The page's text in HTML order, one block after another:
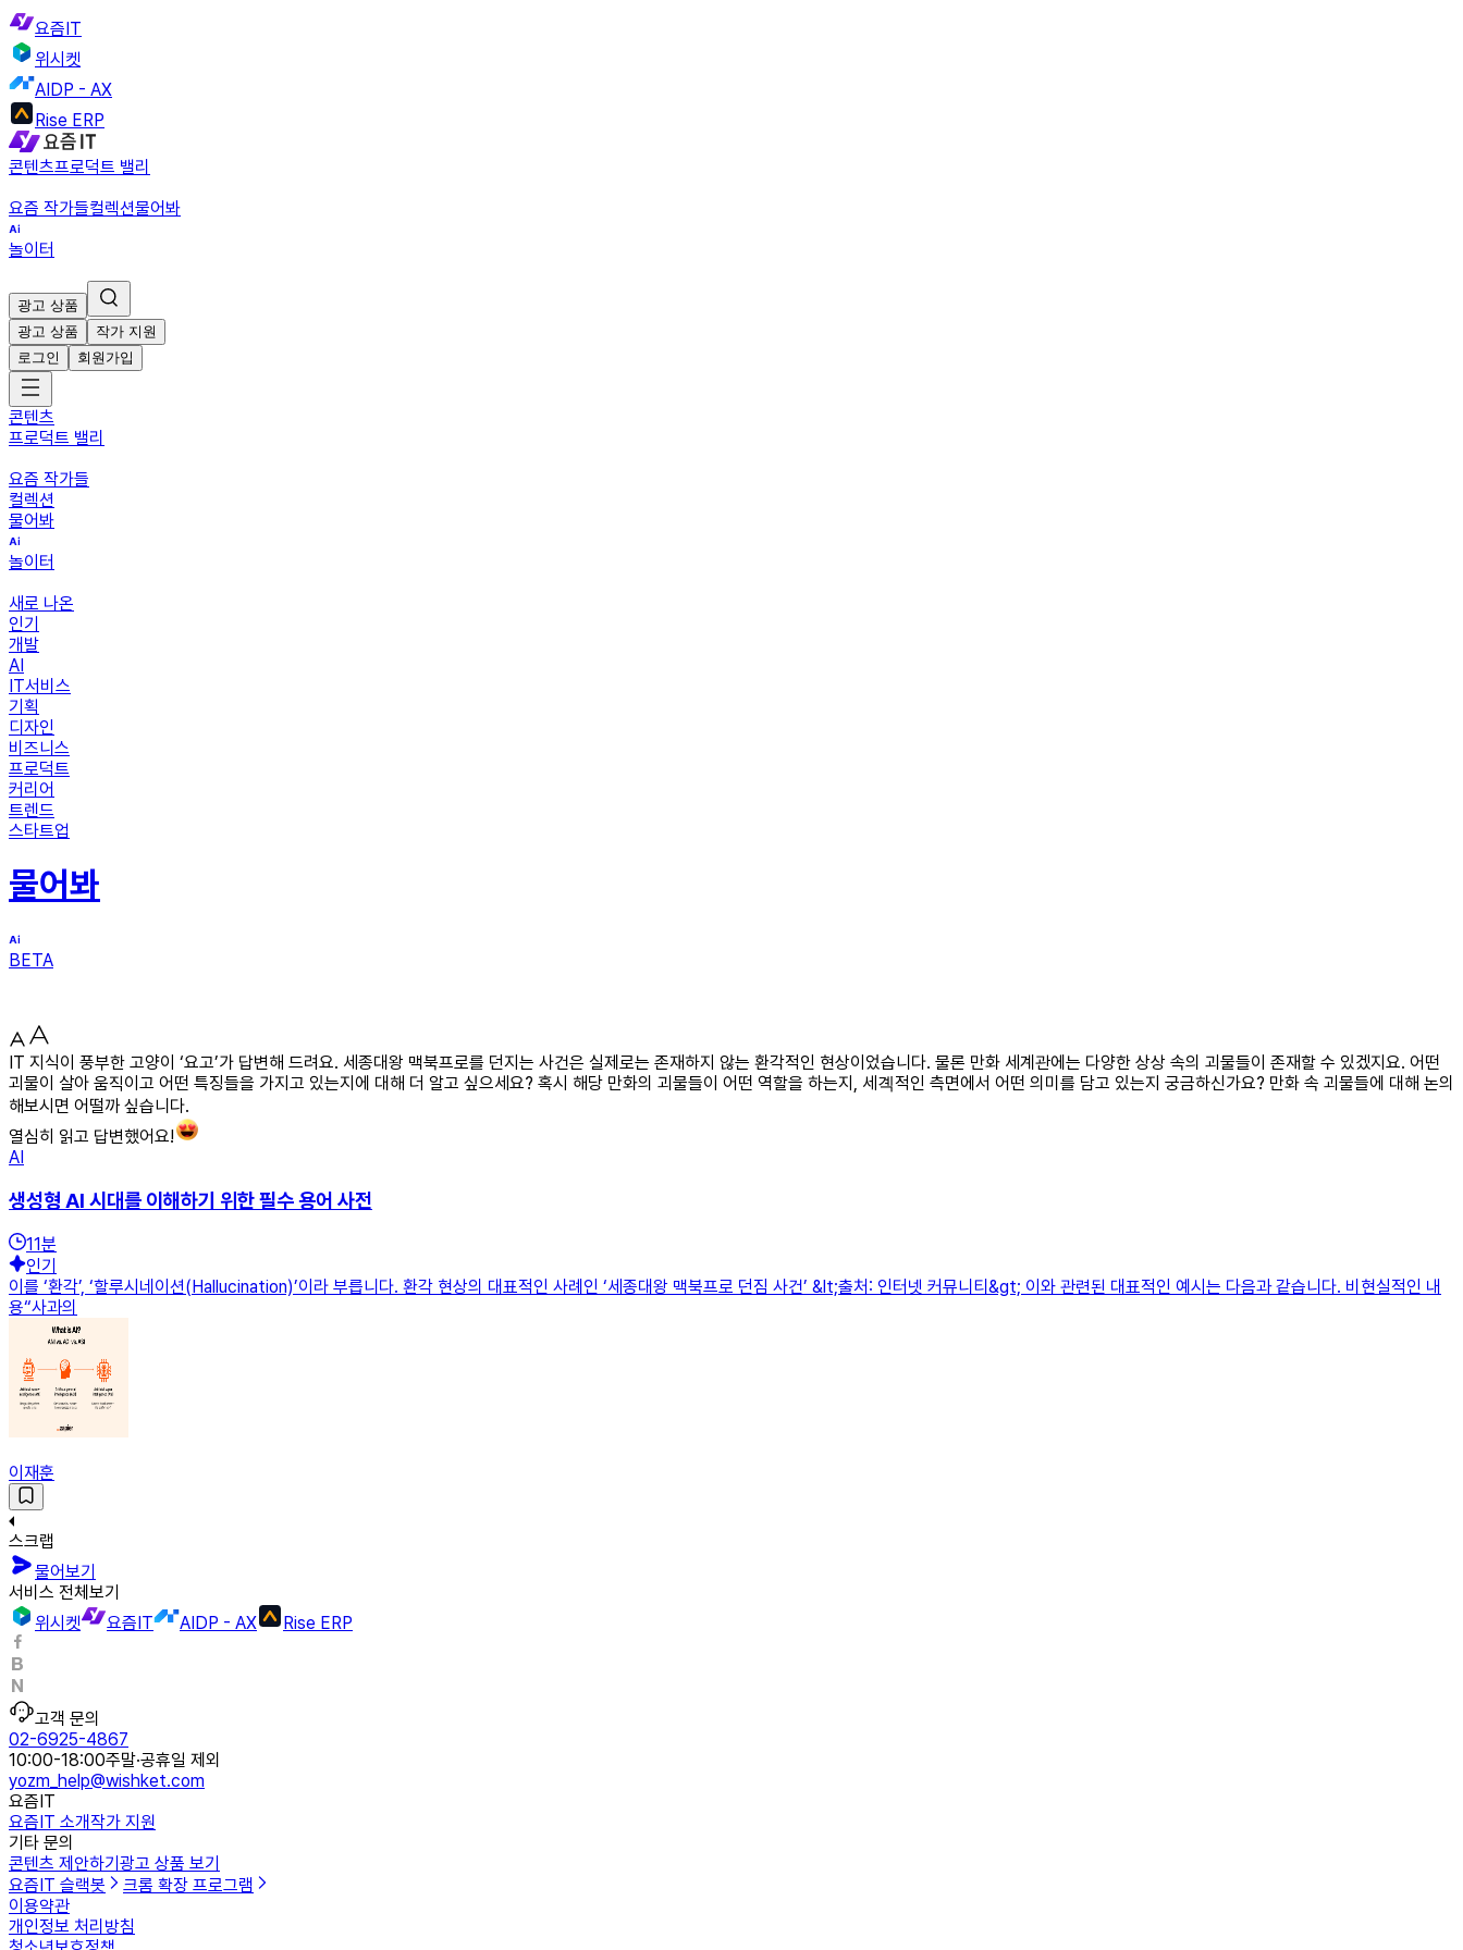
요즘IT
위시켓
AIDP - AX
Rise ERP
콘텐츠프로덕트 밸리
요즘 작가들컬렉션물어봐
놀이터
광고 상품
광고 상품
작가 지원
로그인
회원가입
콘텐츠
프로덕트 밸리
요즘 작가들
컬렉션
물어봐
놀이터
새로 나온
인기
개발
AI
IT서비스
기획
디자인
비즈니스
프로덕트
커리어
트렌드
스타트업
물어봐
BETA
IT 지식이 풍부한 고양이 ‘요고’가 답변해 드려요. 세종대왕 맥북프로를 던지는 사건은 실제로는 존재하지 않는 환각적인 현상이었습니다. 물론 만화 세계관에는 다양한 상상 속의 괴물들이 존재할 수 있겠지요. 어떤
괴물이 살아 움직이고 어떤 특징들을 가지고 있는지에 대해 더 알고 싶으세요? 혹시 해당 만화의 괴물들이 어떤 역할을 하는지, 세곅적인 측면에서 어떤 의미를 담고 있는지 궁금하신가요? 만화 속 괴물들에 대해 논의
해보시면 어떨까 싶습니다.
열심히 읽고 답변했어요!
AI
생성형 AI 시대를 이해하기 위한 필수 용어 사전
11분
인기
이를 ‘환각’, ‘할루시네이션(Hallucination)’이라 부릅니다. 환각 현상의 대표적인 사례인 ‘세종대왕 맥북프로 던짐 사건’ &lt;출처: 인터넷 커뮤니티&gt; 이와 관련된 대표적인 예시는 다음과 같습니다. 비현실적인 내
용“사과의
이재훈
스크랩
물어보기
서비스 전체보기
위시켓
요즘IT AIDP - AX Rise ERP
고객 문의
02-6925-4867
10:00-18:00주말·공휴일 제외
yozm_help@wishket.com
요즘IT
요즘IT 소개작가 지원
기타 문의
콘텐츠 제안하기 광고 상품 보기
요즘IT 슬랙봇
크롬 확장 프로그램
이용약관
개인정보 처리방침